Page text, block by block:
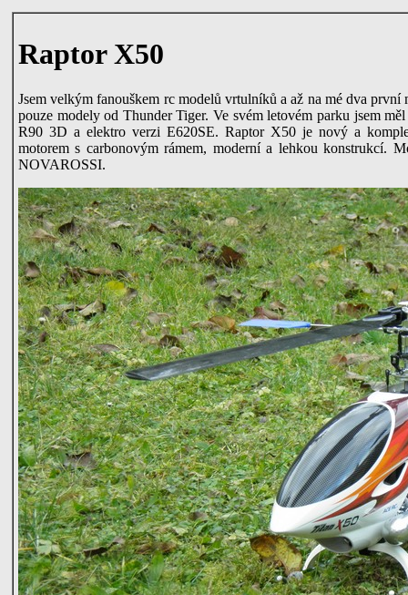
Raptor X50
Jsem velkým fanouškem rc modelů vrtulníků a až na mé dva
pouze modely od Thunder Tiger. Ve svém letovém parku jsem
R90 3D a elektro verzi E620SE. Raptor X50 je nový a
motorem s carbonovým rámem, moderní a lehkou konstrukcí.
NOVAROSSI.